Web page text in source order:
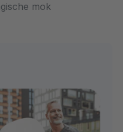
mok